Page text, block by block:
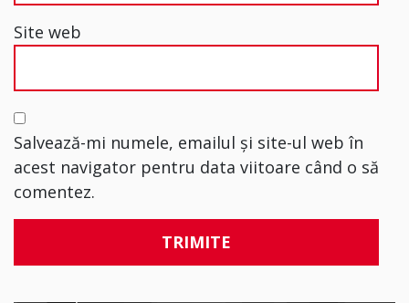
Site web
Salvează-mi numele, emailul și site-ul web în
acest navigator pentru data viitoare când o să
comentez.